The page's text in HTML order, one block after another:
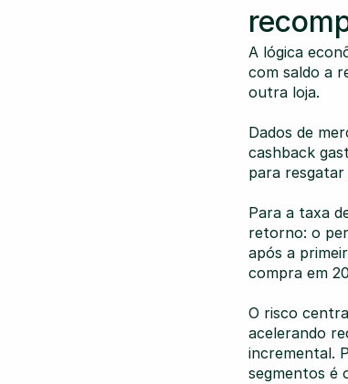
A lógica
com saldo a
outra loja.
Dados de
cashback
para resgatar
Para a taxa
retorno: o
após a
compra em
O risco
acelerando
incremental.
segmentos é